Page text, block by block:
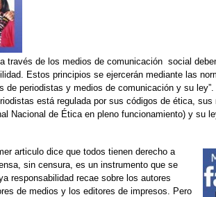
través de los medios de comunicación social
Estos principios se ejercerán mediante las
de periodistas y medios de comunicación y su
está regulada por sus códigos de ética, sus
Nacional de Ética en pleno funcionamiento) y su
articulo dice que todos tienen derecho a
sin censura, es un instrumento que se
responsabilidad recae sobre los autores
de medios y los editores de impresos. Pero